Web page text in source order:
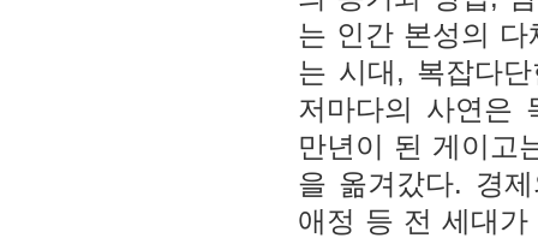
는 인간 본성의
는 시대, 복잡다
저마다의 사연은
만년이 된 게이고
을 옮겨갔다. 경
애정 등 전 세대